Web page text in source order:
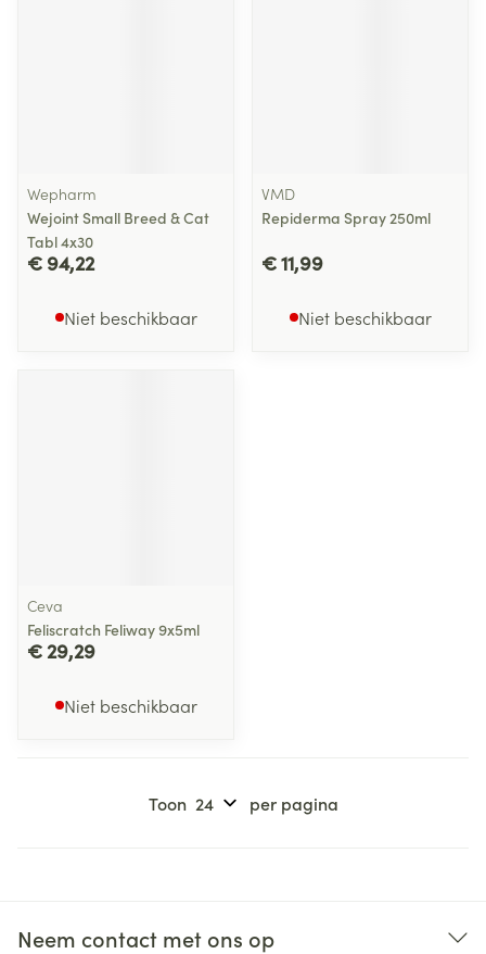
Wepharm
Wejoint Small Breed & Cat
Tabl 4x30
€ 94,22
Niet beschikbaar
VMD
Repiderma Spray 250ml
€ 11,99
Niet beschikbaar
Ceva
Feliscratch Feliway 9x5ml
€ 29,29
Niet beschikbaar
Toon per pagina
Neem contact met ons op